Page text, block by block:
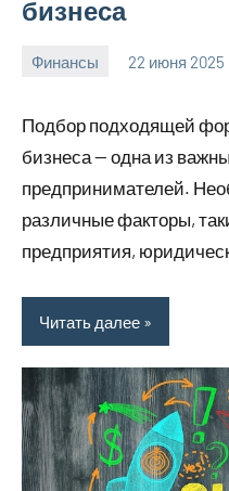
бизнеса
Финансы 22 июня 2025
Подбор подходящей
бизнеса — одна из
предпринимателей.
различные факторы,
предприятия,
Читать далее